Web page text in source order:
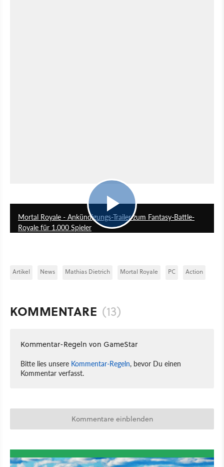
Mortal Royale - Ankündigungs-Trailer zum Fantasy-Battle-
Royale für 1.000 Spieler
Artikel News Mathias Dietrich Mortal Royale PC Action
KOMMENTARE (13)
Kommentar-Regeln von GameStar
Bitte lies unsere Kommentar-Regeln, bevor Du einen
Kommentar verfasst.
Kommentare einblenden